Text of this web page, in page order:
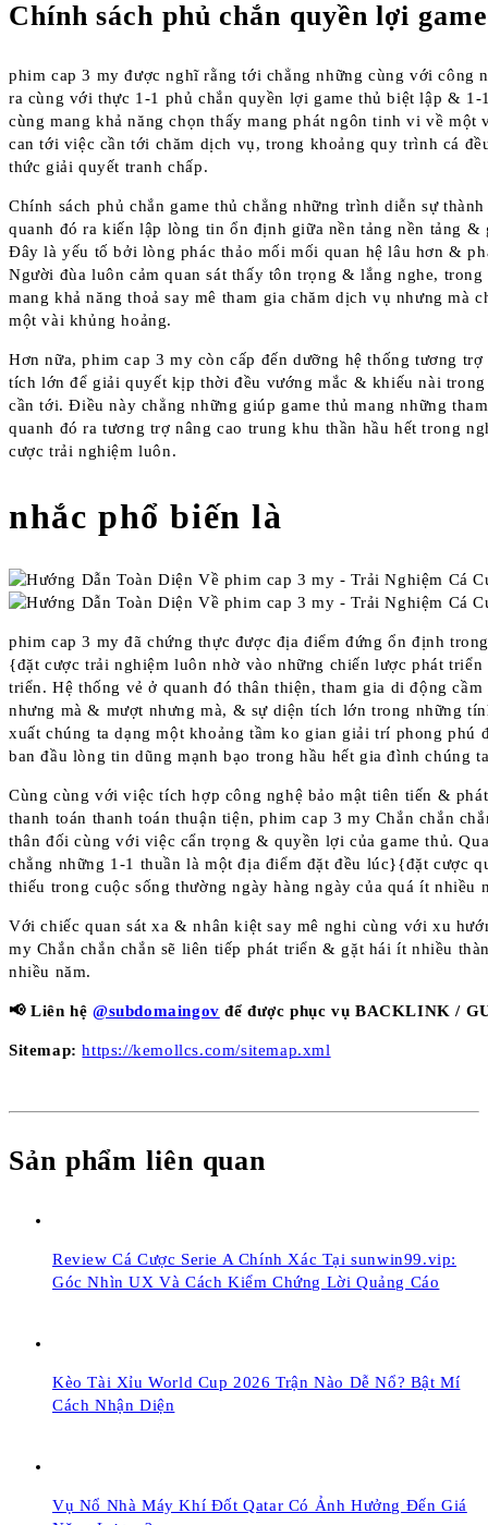
Chính sách phủ chắn quyền lợi
phim cap 3 my được nghĩ rằng tới chẳng những cùng với công
ra cùng với thực 1-1 phủ chắn quyền lợi game thủ biệt lập &
cùng mang khả năng chọn thấy mang phát ngôn tinh vi về
can tới việc cần tới chăm dịch vụ, trong khoảng quy trình cá
thức giải quyết tranh chấp.
Chính sách phủ chắn game thủ chẳng những trình diễn sự
quanh đó ra kiến lập lòng tin ổn định giữa nền tảng nền tảng &
Đây là yếu tố bởi lòng phác thảo mối mối quan hệ lâu hơn &
Người đùa luôn cảm quan sát thấy tôn trọng & lắng nghe,
mang khả năng thoả say mê tham gia chăm dịch vụ nhưng mà
một vài khủng hoảng.
Hơn nữa, phim cap 3 my còn cấp đến dưỡng hệ thống tương
tích lớn để giải quyết kịp thời đều vướng mắc & khiếu nài
cần tới. Điều này chẳng những giúp game thủ mang những
quanh đó ra tương trợ nâng cao trung khu thần hầu hết trong
cược trải nghiệm luôn.
nhắc phổ biến là
phim cap 3 my đã chứng thực được địa điểm đứng ổn định
{đặt cược trải nghiệm luôn nhờ vào những chiến lược phát
triển. Hệ thống vẻ ở quanh đó thân thiện, tham gia di động
nhưng mà & mượt nhưng mà, & sự diện tích lớn trong những
xuất chúng ta dạng một khoảng tầm ko gian giải trí phong phú
ban đầu lòng tin dũng mạnh bạo trong hầu hết gia đình chúng
Cùng cùng với việc tích hợp công nghệ bảo mật tiên tiến &
thanh toán thanh toán thuận tiện, phim cap 3 my Chắn chắn
thân đối cùng với việc cẩn trọng & quyền lợi của game thủ.
chẳng những 1-1 thuần là một địa điểm đặt đều lúc}{đặt cược
thiếu trong cuộc sống thường ngày hàng ngày của quá ít nhiều
Với chiếc quan sát xa & nhân kiệt say mê nghi cùng với xu
my Chắn chắn chắn sẽ liên tiếp phát triển & gặt hái ít nhiều
nhiều năm.
📢 Liên hệ @subdomaingov để được phục vụ BACKLINK /
Sitemap: https://kemollcs.com/sitemap.xml
Sản phẩm liên quan
Review Cá Cược Serie A Chính Xác Tại sunwin99.vip:
Góc Nhìn UX Và Cách Kiểm Chứng Lời Quảng Cáo
Kèo Tài Xỉu World Cup 2026 Trận Nào Dễ Nổ? Bật Mí
Cách Nhận Diện
Vụ Nổ Nhà Máy Khí Đốt Qatar Có Ảnh Hưởng Đến Giá